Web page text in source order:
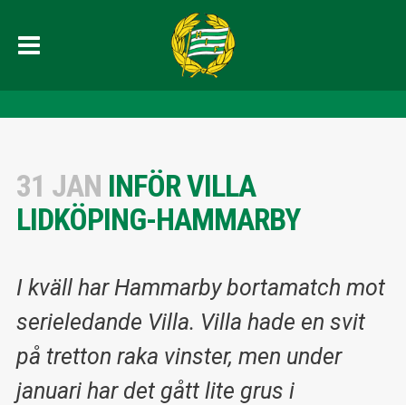
31 JAN INFÖR VILLA
LIDKÖPING-HAMMARBY
I kväll har Hammarby bortamatch mot
serieledande Villa. Villa hade en svit
på tretton raka vinster, men under
januari har det gått lite grus i